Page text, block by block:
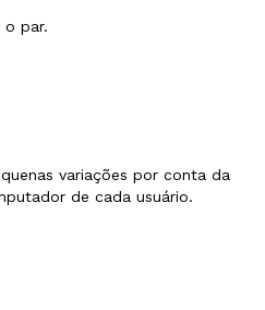
o par.
variações por conta da
de cada usuário.